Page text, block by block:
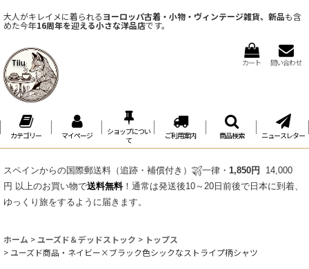
大人がキレイメに着られるヨーロッパ古着・小物・ヴィンテージ雑貨、新品も含
めた今年16周年を迎える小さな洋品店です。
カート 問い合わせ
カテゴリー マイページ
ショップについ
て
ご利用案内 商品検索 ニュースレター
スペインからの国際郵送料（追跡・補償付き） 一律・ 1,850円 14,000
円 以上のお買い物で送料無料！通常は発送後10～20日前後で日本に到着、
ゆっくり旅をするように届きます。
ホーム >ユーズド＆デッドストック > トップス
> ユーズド商品・ネイビー×ブラック色シックなストライプ柄シャツ